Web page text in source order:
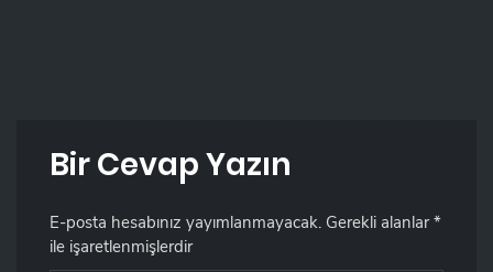
Bir Cevap Yazın
E-posta hesabınız yayımlanmayacak. Gerekli alanlar*
ile işaretlenmişlerdir